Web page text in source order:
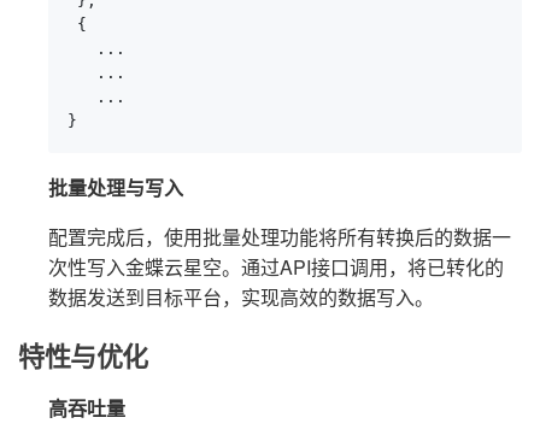
{
   ...
   ...
   ...
}
批量处理与写入
配置完成后，使用批量处理功能将所有转换后的数据一
次性写入金蝶云星空。通过API接口调用，将已转化的
数据发送到目标平台，实现高效的数据写入。
特性与优化
高吞吐量